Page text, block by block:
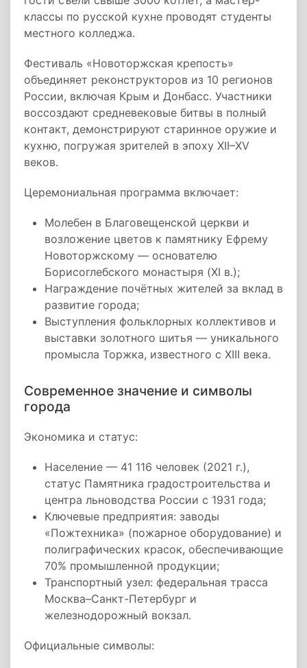
классы по русской кухне проводят студенты
местного колледжа.
Фестиваль «Новоторжская крепость»
объединяет реконструкторов из 10 регионов
России, включая Крым и Донбасс. Участники
воссоздают средневековые битвы в полный
контакт, демонстрируют старинное оружие и
кухню, погружая зрителей в эпоху XII–XV
веков.
Церемониальная программа включает:
Молебен в Благовещенской церкви и
возложение цветов к памятнику Ефрему
Новоторжскому — основателю
Борисоглебского монастыря (XI в.);
Награждение почётных жителей за вклад в
развитие города;
Выступления фольклорных коллективов и
выставки золотного шитья — уникального
промысла Торжка, известного с XIII века.
Современное значение и символы
города
Экономика и статус:
Население — 41 116 человек (2021 г.),
статус Памятника градостроительства и
центра льноводства России с 1931 года;
Ключевые предприятия: заводы
«Пожтехника» (пожарное оборудование) и
полиграфических красок, обеспечивающие
70% промышленной продукции;
Транспортный узел: федеральная трасса
Москва–Санкт-Петербург и
железнодорожный вокзал.
Официальные символы: